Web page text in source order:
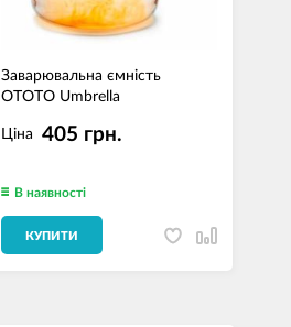
Заварювальна ємність
OTOTO Umbrella
Ціна 405 грн.
В наявності
КУПИТИ